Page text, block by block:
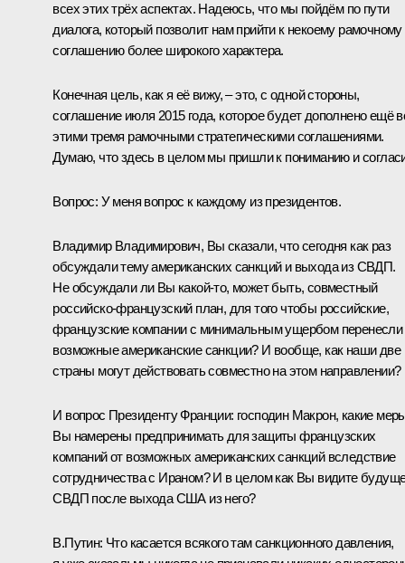
всех этих трёх аспектах. Надеюсь, что мы пойдём по пути
диалога, который позволит нам прийти к некоему рамочному
соглашению более широкого характера.
Конечная цель, как я её вижу, – это, с одной стороны,
соглашение июля 2015 года, которое будет дополнено ещё
этими тремя рамочными стратегическими соглашениями.
Думаю, что здесь в целом мы пришли к пониманию и
Вопрос: У меня вопрос к каждому из президентов.
Владимир Владимирович, Вы сказали, что сегодня как раз
обсуждали тему американских санкций и выхода из СВДП.
Не обсуждали ли Вы какой‑то, может быть, совместный
российско-французский план, для того чтобы российские,
французские компании с минимальным ущербом перенесли
возможные американские санкции? И вообще, как наши две
страны могут действовать совместно на этом направлении?
И вопрос Президенту Франции: господин Макрон, какие
Вы намерены предпринимать для защиты французских
компаний от возможных американских санкций вследствие
сотрудничества с Ираном? И в целом как Вы видите
СВДП после выхода США из него?
В.Путин: Что касается всякого там санкционного давления,